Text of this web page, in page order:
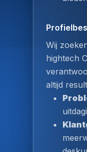
Wij
hightech
altijd